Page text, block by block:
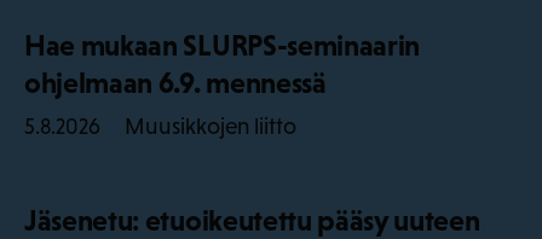
Hae mukaan SLURPS-seminaarin
ohjelmaan 6.9. mennessä
5.8.2026 Muusikkojen liitto
Jäsenetu: etuoikeutettu pääsy uuteen